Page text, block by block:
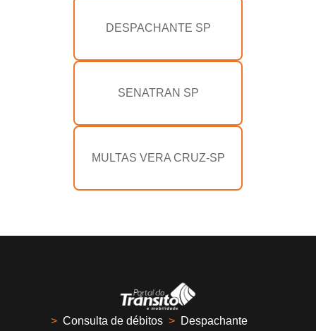
DESPACHANTE SP
SENATRAN SP
MULTAS VERA CRUZ-SP
> Consulta de débitos > Despachante